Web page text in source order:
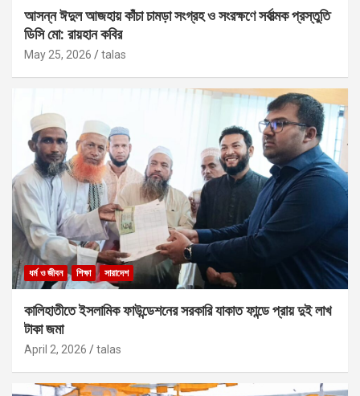
আসন্ন ঈদুল আজহায় কাঁচা চামড়া সংগ্রহ ও সংরক্ষণে সর্বাত্মক প্রস্তুতি
ডিসি মো: রায়হান কবির
May 25, 2026 talas
ধর্ম ও জীবন শিক্ষা সারাদেশ
কালিহাতীতে ইসলামিক ফাউন্ডেশনের সরকারি যাকাত ফান্ডে প্রায় দুই লাখ
টাকা জমা
April 2, 2026 talas